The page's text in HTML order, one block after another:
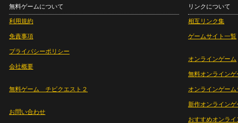
無料ゲームについて
利用規約
免責事項
プライバシーポリシー
会社概要
無料ゲーム チビクエスト２
お問い合わせ
リンクについて
相互リンク集
ゲームサイト一覧
オンラインゲーム
無料オンラインゲ
オンラインゲー
新作オンラインゲ
おすすめオンライ